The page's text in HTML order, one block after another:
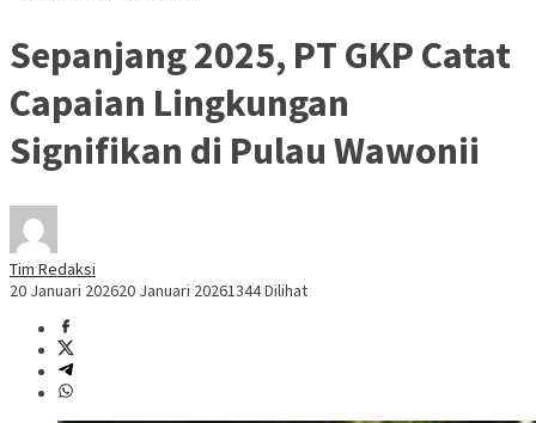
Sepanjang 2025, PT GKP Catat
Capaian Lingkungan
Signifikan di Pulau Wawonii
Tim Redaksi
20 Januari 202620 Januari 20261344 Dilihat